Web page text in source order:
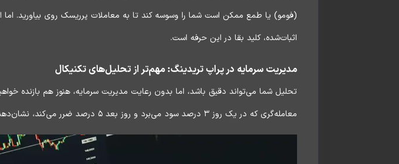
(فومو) یا طمع ممکن است شما را وسوسه کند تا به معاملات پرریسک روی بیاورید.
اثبات‌شده، کلید بقا در این حرفه است.
مدیریت سرمایه در پراپ تریدینگ: مهم‌تر از تحلیل‌های تکنیکال
تحلیل شما می‌تواند دقیق باشد، اما بدون رعایت مدیریت سرمایه، هنوز هم بازنده
معامله‌گری که در یک روز ۳ درصد سود می‌برد و روز بعد ۵ درصد ضرر می‌کند، نشان‌دهنده عدم قابلیت اعتماد است. هدف باید ثبات باشد، نه هیجان.